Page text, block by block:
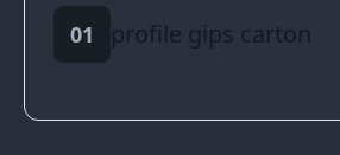
01 profile gips carton